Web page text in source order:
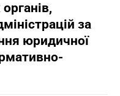
за
юридичної